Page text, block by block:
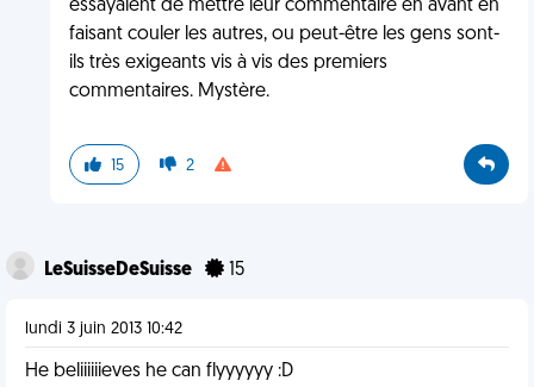
essayaient de mettre leur commentaire en avant en
faisant couler les autres, ou peut-être les gens sont-
ils très exigeants vis à vis des premiers
commentaires. Mystère.
15 2
LeSuisseDeSuisse 15
lundi 3 juin 2013 10:42
He beliiiiiieves he can flyyyyyy :D